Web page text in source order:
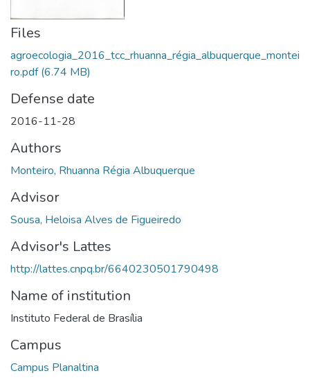
Files
agroecologia_2016_tcc_rhuanna_régia_albuquerque_montei
ro.pdf(6.74 MB)
Defense date
2016-11-28
Authors
Monteiro, Rhuanna Régia Albuquerque
Advisor
Sousa, Heloisa Alves de Figueiredo
Advisor's Lattes
http://lattes.cnpq.br/6640230501790498
Name of institution
Instituto Federal de Brasília
Campus
Campus Planaltina